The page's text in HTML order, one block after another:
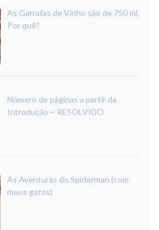
As Garrafas de Vinho são de 750 ml.
Por quê?
Número de páginas a partir da
Introdução – RESOLVIDO
As Aventuras do Spiderman (com
meus gatos)